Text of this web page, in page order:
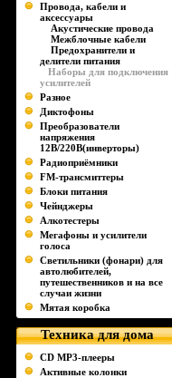
Провода, кабели и
аксессуары
Акустические провода
Межблочные кабели
Предохранители и
делители питания
Наборы для подключения
усилителей
Разное
Диктофоны
Преобразователи
напряжения
12В/220В(инверторы)
Радиоприёмники
FM-трансмиттеры
Блоки питания
Чейнджеры
Алкотестеры
Мегафоны и усилители
голоса
Светильники (фонари) для
автолюбителей,
путешественников и на все
случаи жизни
Мятая коробка
Техника для дома
CD MP3-плееры
Активные колонки